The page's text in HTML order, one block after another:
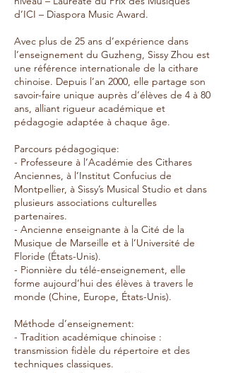
d’ICI – Diaspora Music Award.
Avec plus de 25 ans d’expérience dans
l’enseignement du Guzheng, Sissy Zhou est
une référence internationale de la cithare
chinoise. Depuis l’an 2000, elle partage son
savoir-faire unique auprès d’élèves de 4 à 80
ans, alliant rigueur académique et
pédagogie adaptée à chaque âge.
Parcours pédagogique:
- Professeure à l’Académie des Cithares
Anciennes, à l’Institut Confucius de
Montpellier, à Sissy’s Musical Studio et dans
plusieurs associations culturelles
partenaires.
- Ancienne enseignante à la Cité de la
Musique de Marseille et à l’Université de
Floride (États-Unis).
- Pionnière du télé-enseignement, elle
forme aujourd’hui des élèves à travers le
monde (Chine, Europe, États-Unis).
Méthode d’enseignement:
- Tradition académique chinoise :
transmission fidèle du répertoire et des
techniques classiques.